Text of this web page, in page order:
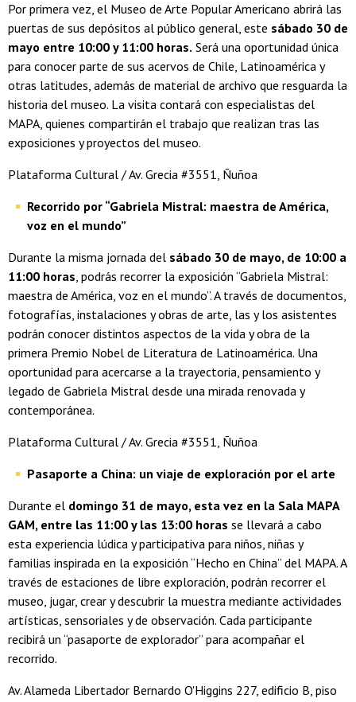
Por primera vez, el Museo de Arte Popular Americano abrirá las
puertas de sus depósitos al público general, este sábado 30 de
mayo entre 10:00 y 11:00 horas. Será una oportunidad única
para conocer parte de sus acervos de Chile, Latinoamérica y
otras latitudes, además de material de archivo que resguarda la
historia del museo. La visita contará con especialistas del
MAPA, quienes compartirán el trabajo que realizan tras las
exposiciones y proyectos del museo.
Plataforma Cultural / Av. Grecia #3551, Ñuñoa
Recorrido por “Gabriela Mistral: maestra de América,
voz en el mundo”
Durante la misma jornada del sábado 30 de mayo, de 10:00 a
11:00 horas, podrás recorrer la exposición “Gabriela Mistral:
maestra de América, voz en el mundo”. A través de documentos,
fotografías, instalaciones y obras de arte, las y los asistentes
podrán conocer distintos aspectos de la vida y obra de la
primera Premio Nobel de Literatura de Latinoamérica. Una
oportunidad para acercarse a la trayectoria, pensamiento y
legado de Gabriela Mistral desde una mirada renovada y
contemporánea.
Plataforma Cultural / Av. Grecia #3551, Ñuñoa
Pasaporte a China: un viaje de exploración por el arte
Durante el domingo 31 de mayo, esta vez en la Sala MAPA
GAM, entre las 11:00 y las 13:00 horas se llevará a cabo
esta experiencia lúdica y participativa para niños, niñas y
familias inspirada en la exposición “Hecho en China” del MAPA. A
través de estaciones de libre exploración, podrán recorrer el
museo, jugar, crear y descubrir la muestra mediante actividades
artísticas, sensoriales y de observación. Cada participante
recibirá un “pasaporte de explorador” para acompañar el
recorrido.
Av. Alameda Libertador Bernardo O'Higgins 227, edificio B, piso